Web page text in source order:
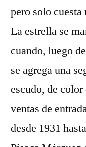
pero solo cuesta
La estrella se
cuando, luego
se agrega una
escudo, de
ventas de
desde 1931